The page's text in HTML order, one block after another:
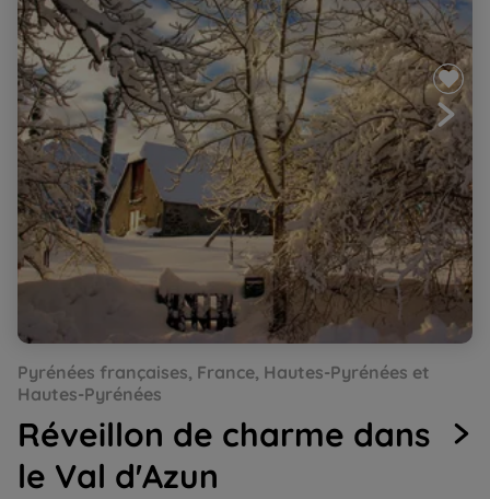
to
slide
1
to
slide
2
to
slide
3
to
slide
4
to
slide
to
slide
Pyrénées françaises, France, Hautes-Pyrénées et
Hautes-Pyrénées
Réveillon de charme dans
le Val d'Azun